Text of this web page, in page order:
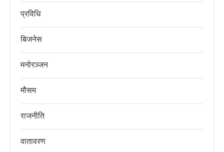
प्रविधि
बिजनेस
मनोरञ्जन
मौसम
राजनीति
वातावरण